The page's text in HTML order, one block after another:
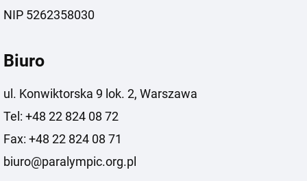
NIP 5262358030
Biuro
ul. Konwiktorska 9 lok. 2, Warszawa
Tel: +48 22 824 08 72
Fax: +48 22 824 08 71
biuro@paralympic.org.pl